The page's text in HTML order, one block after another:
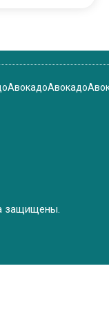
АвокадоАвокадо
защищены.